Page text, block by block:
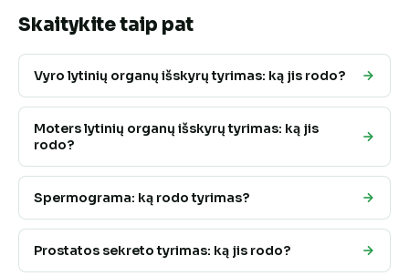
Skaitykite taip pat
Vyro lytinių organų išskyrų tyrimas: ką jis rodo?
Moters lytinių organų išskyrų tyrimas: ką jis
rodo?
Spermograma: ką rodo tyrimas?
Prostatos sekreto tyrimas: ką jis rodo?